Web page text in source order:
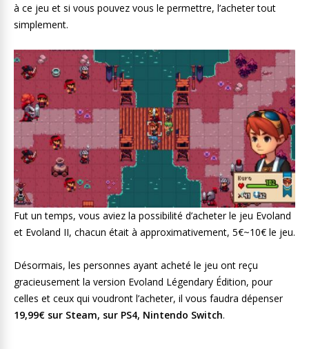
à ce jeu et si vous pouvez vous le permettre, l’acheter tout
simplement.
Fut un temps, vous aviez la possibilité d’acheter le jeu Evoland
et Evoland II, chacun était à approximativement, 5€~10€ le jeu.
Désormais, les personnes ayant acheté le jeu ont reçu
gracieusement la version Evoland Légendary Édition, pour
celles et ceux qui voudront l’acheter, il vous faudra dépenser
19,99€ sur Steam, sur PS4, Nintendo Switch.